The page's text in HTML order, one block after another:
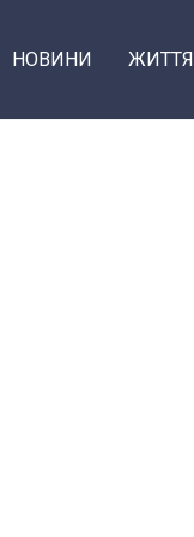
НОВИНИ ЖИТТЯ